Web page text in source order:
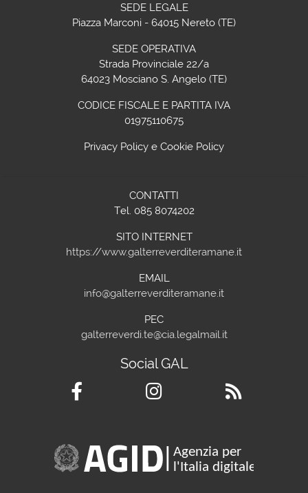
SEDE LEGALE
Piazza Marconi - 64015 Nereto (TE)
SEDE OPERATIVA
Strada Provinciale 22/a
64023 Mosciano S. Angelo (TE)
CODICE FISCALE E PARTITA IVA
01975110675
Privacy Policy e Cookie Policy
CONTATTI
Tel. 085 8074202
SITO INTERNET
https://www.galterreverditeramane.it
EMAIL
info@galterreverditeramane.it
PEC
galterreverdi.te@cia.legalmail.it
Social GAL